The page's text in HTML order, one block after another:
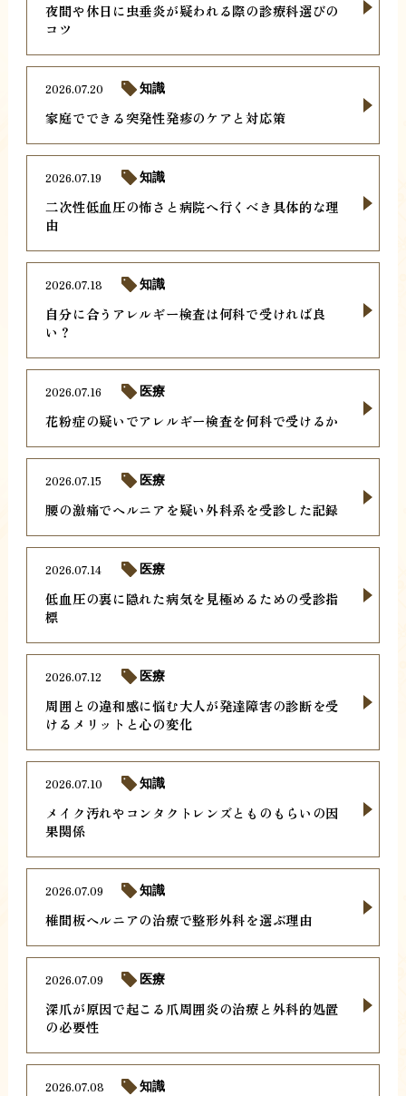
夜間や休日に虫垂炎が疑われる際の診療科選びの
コツ
家庭でできる突発性発疹のケアと対応策
2026.07.20 知識
二次性低血圧の怖さと病院へ行くべき具体的な理
由
2026.07.19 知識
自分に合うアレルギー検査は何科で受ければ良
い？
2026.07.18 知識
花粉症の疑いでアレルギー検査を何科で受けるか
2026.07.16 医療
腰の激痛でヘルニアを疑い外科系を受診した記録
2026.07.15 医療
低血圧の裏に隠れた病気を見極めるための受診指
標
2026.07.14 医療
周囲との違和感に悩む大人が発達障害の診断を受
けるメリットと心の変化
2026.07.12 医療
メイク汚れやコンタクトレンズとものもらいの因
果関係
2026.07.10 知識
椎間板ヘルニアの治療で整形外科を選ぶ理由
2026.07.09 知識
深爪が原因で起こる爪周囲炎の治療と外科的処置
の必要性
2026.07.09 医療
2026.07.08 知識